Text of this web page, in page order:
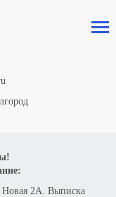
Новая 2А. Выписка